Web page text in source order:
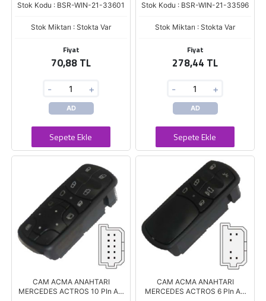
Stok Kodu : BSR-WIN-21-33601
Stok Miktarı : Stokta Var
Fiyat
70,88 TL
- +
AD
Sepete Ekle
Stok Kodu : BSR-WIN-21-33596
Stok Miktarı : Stokta Var
Fiyat
278,44 TL
- +
AD
Sepete Ekle
CAM ACMA ANAHTARI
MERCEDES ACTROS 10 PIn AN
CAM ACMA ANAHTARI
MERCEDES ACTROS 6 PIn AN